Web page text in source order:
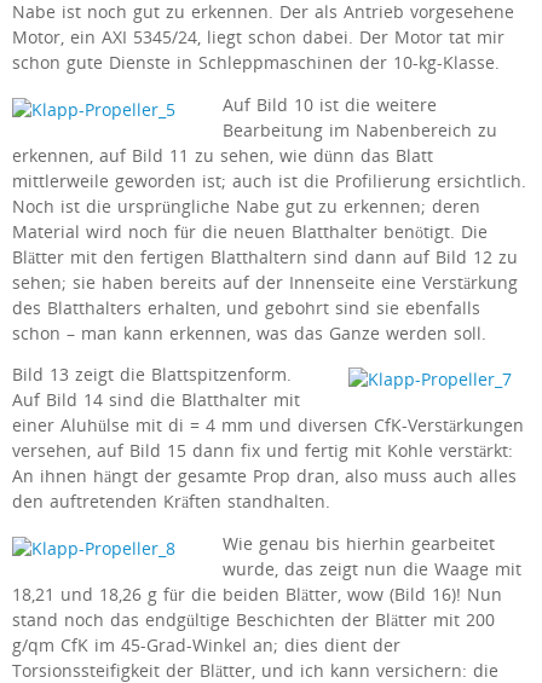
Nabe ist noch gut zu erkennen. Der als Antrieb vorgesehene
Motor, ein AXI 5345/24, liegt schon dabei. Der Motor tat mir
schon gute Dienste in Schleppmaschinen der 10-kg-Klasse.
Auf Bild 10 ist die weitere
Bearbeitung im Nabenbereich zu
erkennen, auf Bild 11 zu sehen, wie dünn das Blatt
mittlerweile geworden ist; auch ist die Profilierung ersichtlich.
Noch ist die ursprüngliche Nabe gut zu erkennen; deren
Material wird noch für die neuen Blatthalter benötigt. Die
Blätter mit den fertigen Blatthaltern sind dann auf Bild 12 zu
sehen; sie haben bereits auf der Innenseite eine Verstärkung
des Blatthalters erhalten, und gebohrt sind sie ebenfalls
schon – man kann erkennen, was das Ganze werden soll.
Bild 13 zeigt die Blattspitzenform.
Auf Bild 14 sind die Blatthalter mit
einer Aluhülse mit di = 4 mm und diversen CfK-Verstärkungen
versehen, auf Bild 15 dann fix und fertig mit Kohle verstärkt:
An ihnen hängt der gesamte Prop dran, also muss auch alles
den auftretenden Kräften standhalten.
Wie genau bis hierhin gearbeitet
wurde, das zeigt nun die Waage mit
18,21 und 18,26 g für die beiden Blätter, wow (Bild 16)! Nun
stand noch das endgültige Beschichten der Blätter mit 200
g/qm CfK im 45-Grad-Winkel an; dies dient der
Torsionssteifigkeit der Blätter, und ich kann versichern: die